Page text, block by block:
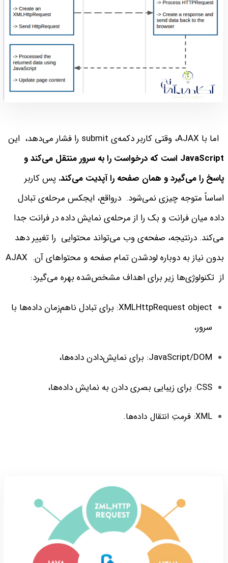
اما با AJAX، وقتی کاربر دکمه‌ی submit را فشار می‌دهد،‌ این
JavaScript است که درخواست را به سرور منتقل می‌کند و
پاسخ را می‌گیرد و همان صفحه را آپدیت می‌کند. پس کاربر
اساساً متوجه چیزی نمی‌شود. درواقع، ایجکس مرحله‌ی تبادل
داده میان فرانت و بک را از مرحله‌ی نمایش داده در فرانت جدا
می‌کند. درنتیجه، صفحه‌ی وب می‌تواند محتوایی را تغییر دهد
بدون نیاز به دوباره لود‌شدن تمام صفحه و محتواهای آن. AJAX
از تکنولو‌ژی‌ها زیر برای اهداف مشخص‌شده بهره می‌گیرد:
XMLHttpRequest object: برای تبادل نا‌هم‌زمان داده‌ها با
سرور،
JavaScript/DOM: برای نمایش‌دادن داده‌ها،
CSS: برای زیبایی‌ بصری دادن به نمایش داده‌ها،
XML: فرمتِ انتقال داده‌ها.